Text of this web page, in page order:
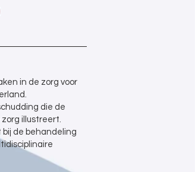
in de zorg voor
die de
illustreert.
de behandeling